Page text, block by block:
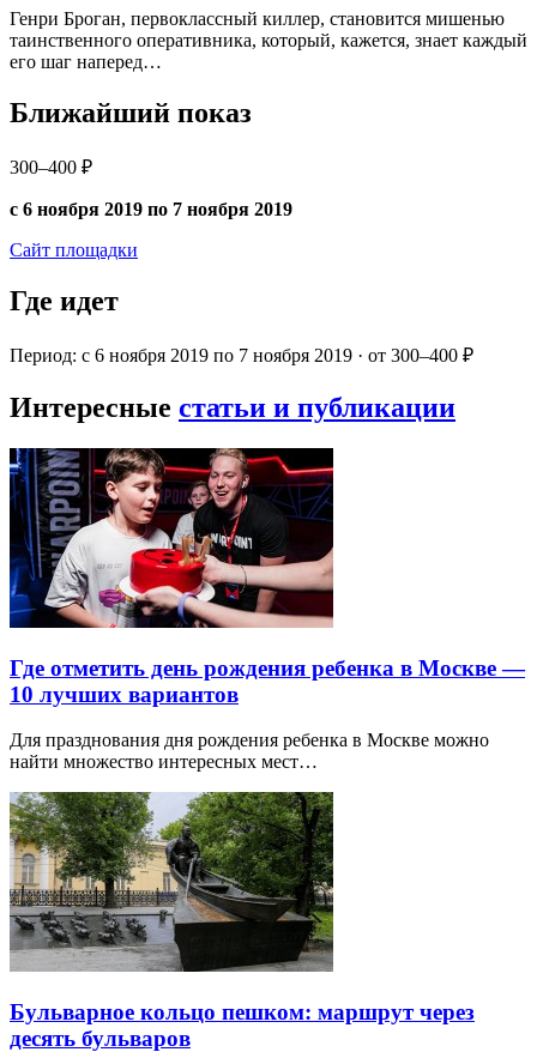
Генри Броган, первоклассный киллер, становится мишенью
таинственного оперативника, который, кажется, знает каждый
его шаг наперед…
Ближайший показ
300–400 ₽
с 6 ноября 2019 по 7 ноября 2019
Сайт площадки
Где идет
Период: с 6 ноября 2019 по 7 ноября 2019 · от 300–400 ₽
Интересные статьи и публикации
Где отметить день рождения ребенка в Москве —
10 лучших вариантов
Для празднования дня рождения ребенка в Москве можно
найти множество интересных мест…
Бульварное кольцо пешком: маршрут через
десять бульваров